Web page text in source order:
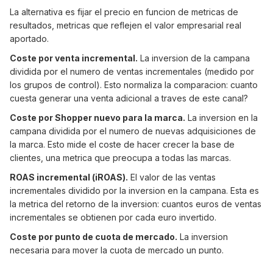
La alternativa es fijar el precio en funcion de metricas de
resultados, metricas que reflejen el valor empresarial real
aportado.
Coste por venta incremental. La inversion de la campana
dividida por el numero de ventas incrementales (medido por
los grupos de control). Esto normaliza la comparacion: cuanto
cuesta generar una venta adicional a traves de este canal?
Coste por Shopper nuevo para la marca. La inversion en la
campana dividida por el numero de nuevas adquisiciones de
la marca. Esto mide el coste de hacer crecer la base de
clientes, una metrica que preocupa a todas las marcas.
ROAS incremental (iROAS). El valor de las ventas
incrementales dividido por la inversion en la campana. Esta es
la metrica del retorno de la inversion: cuantos euros de ventas
incrementales se obtienen por cada euro invertido.
Coste por punto de cuota de mercado. La inversion
necesaria para mover la cuota de mercado un punto.